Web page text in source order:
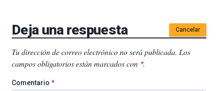
Deja una respuesta Cancelar
Tu dirección de correo electrónico no será publicada. Los
campos obligatorios están marcados con *.
Comentario *